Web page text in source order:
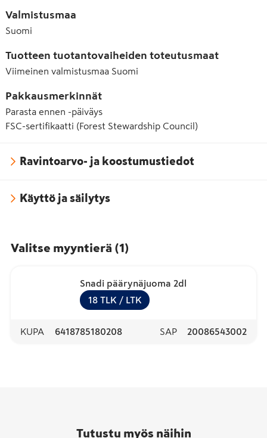
Valmistusmaa
Suomi
Tuotteen tuotantovaiheiden toteutusmaat
Viimeinen valmistusmaa Suomi
Pakkausmerkinnät
Parasta ennen -päiväys
FSC-sertifikaatti (Forest Stewardship Council)
Ravintoarvo- ja koostumustiedot
Käyttö ja säilytys
Valitse myyntierä (1)
Snadi päärynäjuoma 2dl
18 TLK / LTK
KUPA 6418785180208 SAP 20086543002
Tutustu myös näihin